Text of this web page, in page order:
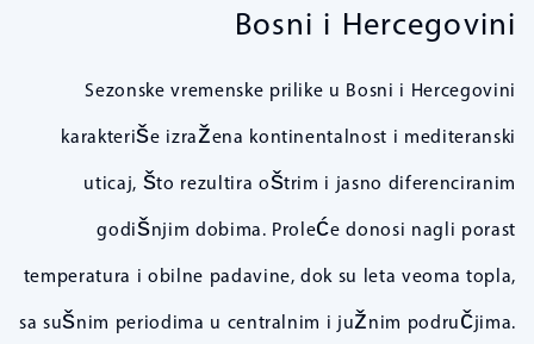
Bosni i Hercegovini
Sezonske vremenske prilike u Bosni i Hercegovini
karakteriše izražena kontinentalnost i mediteranski
uticaj, što rezultira oštrim i jasno diferenciranim
godišnjim dobima. Proleće donosi nagli porast
temperatura i obilne padavine, dok su leta veoma topla,
sa sušnim periodima u centralnim i južnim područjima.